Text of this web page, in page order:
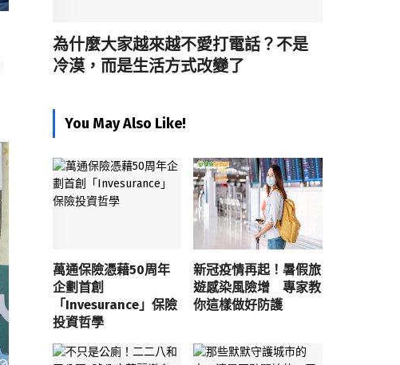
為什麼大家越來越不愛打電話？不是
冷漠，而是生活方式改變了
You May Also Like!
萬通保險憑藉50周年
企劃首創
「Invesurance」保險
投資哲學
新冠疫情再起！暑假旅
遊感染風險增 專家教
你這樣做好防護